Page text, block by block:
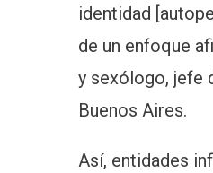
identidad
de un enfoque
y sexólogo, jefe
Buenos Aires.
Así, entidades